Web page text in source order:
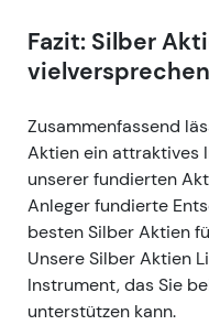
Fazit: Silber
Zusammenfassend
Aktien ein attraktives
unserer fundierten
Anleger fundierte
besten Silber Aktien
Unsere Silber Aktien
Instrument, das Sie
unterstützen kann.